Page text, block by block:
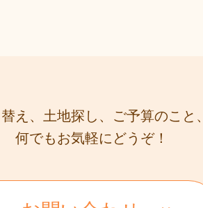
え、土地探し、ご予算のこと、
何でもお気軽にどうぞ！